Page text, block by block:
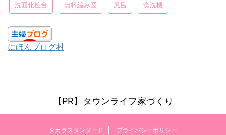
洗面化粧台 無料編み図 風呂 食洗機
にほんブログ村
【PR】タウンライフ家づくり
タカラスタンダード プライバシーポリシー